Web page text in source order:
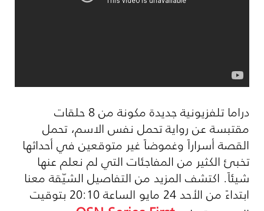
دراما تلفزيونية جديدة مكونة من 8 حلقات
مقتبسة عن رواية تحمل نفس الاسم، تحمل
القصة أسراراً وغموضاً غير متوقعين في أحداثها
تخبئ الكثير من المفاجئات التي لم نعلم عنها
شيئاً. اكتشف المزيد من التفاصيل الشيّقة معنا
ابتداءً من الأحد 24 مايو الساعة 20:10 بتوقيت